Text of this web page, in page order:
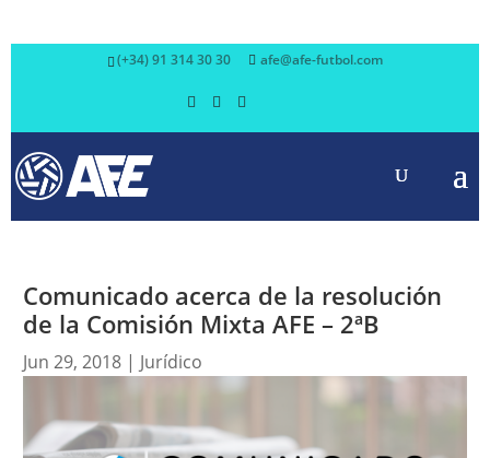
(+34) 91 314 30 30 afe@afe-futbol.com
Comunicado acerca de la resolución
de la Comisión Mixta AFE – 2ªB
Jun 29, 2018| Jurídico